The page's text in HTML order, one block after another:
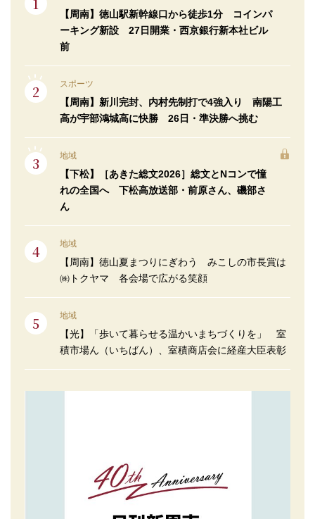
【周南】徳山駅新幹線口から徒歩1分 コインパ
ーキング新設 27日開業・西京銀行新本社ビル
前
スポーツ
【周南】新川完封、内村先制打で4強入り 南陽工
高が宇部鴻城高に快勝 26日・準決勝へ挑む
地域
【下松】［あきた総文2026］総文とNコンで憧
れの全国へ 下松高放送部・前原さん、磯部さ
ん
地域
【周南】徳山夏まつりにぎわう みこしの市長賞は
㈱トクヤマ 各会場で広がる笑顔
地域
【光】「歩いて暮らせる温かいまちづくりを」 室
積市場ん（いちばん）、室積商店会に経産大臣表彰